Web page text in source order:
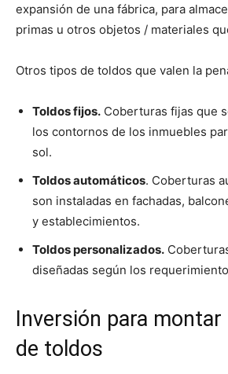
expansión de una fábrica, para
primas u otros objetos / materiales
Otros tipos de toldos que valen la
Toldos fijos. Coberturas fijas que
los contornos de los inmuebles
sol.
Toldos automáticos. Coberturas
son instaladas en fachadas,
y establecimientos.
Toldos personalizados.
diseñadas según los
Inversión para
de toldos